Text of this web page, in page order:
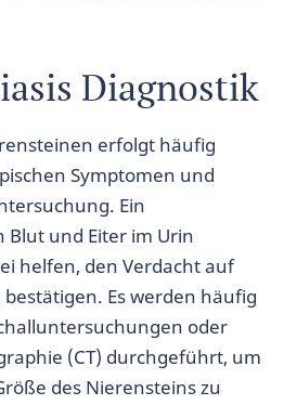
Diagnostik
erfolgt häufig
Symptomen und
Ein
und Eiter im Urin
helfen, den Verdacht auf
Es werden häufig
oder
(CT) durchgeführt, um
des Nierensteins zu